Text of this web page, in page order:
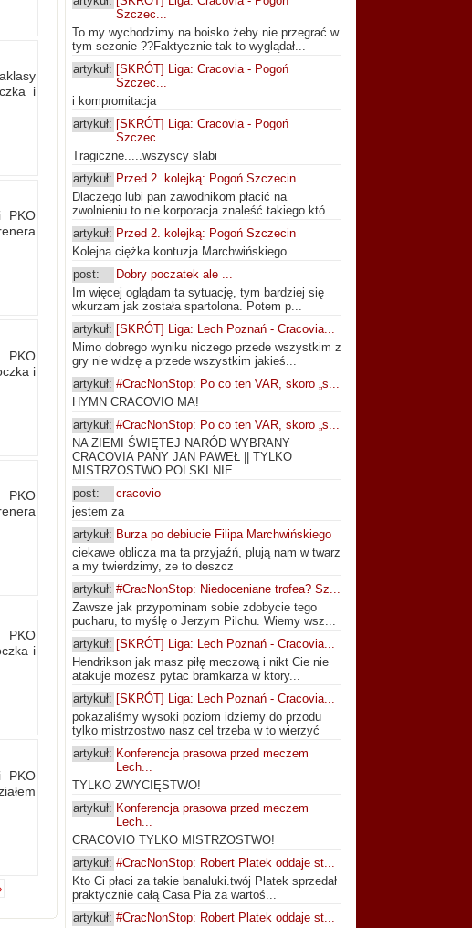
i
PKO
PKO
i
PKO
PKO
i
PKO
Szczec...
To my wychodzimy na boisko żeby nie przegrać w
tym sezonie ??Faktycznie tak to wyglądał...
artykuł: [SKRÓT] Liga: Cracovia - Pogoń
Szczec...
i kompromitacja
artykuł: [SKRÓT] Liga: Cracovia - Pogoń
Szczec...
Tragiczne.....wszyscy slabi
artykuł: Przed 2. kolejką: Pogoń Szczecin
Dlaczego lubi pan zawodnikom płacić na
zwolnieniu to nie korporacja znaleść takiego któ...
artykuł: Przed 2. kolejką: Pogoń Szczecin
Kolejna ciężka kontuzja Marchwińskiego
post:
Dobry poczatek ale ...
Im więcej oglądam ta sytuację, tym bardziej się
wkurzam jak została spartolona. Potem p...
artykuł: [SKRÓT] Liga: Lech Poznań - Cracovia...
Mimo dobrego wyniku niczego przede wszystkim z
gry nie widzę a przede wszystkim jakieś...
artykuł: #CracNonStop: Po co ten VAR, skoro „s...
HYMN CRACOVIO MA!
artykuł: #CracNonStop: Po co ten VAR, skoro „s...
NA ZIEMI ŚWIĘTEJ NARÓD WYBRANY
CRACOVIA PANY JAN PAWEŁ || TYLKO
MISTRZOSTWO POLSKI NIE...
post:
cracovio
jestem za
artykuł: Burza po debiucie Filipa Marchwińskiego
ciekawe oblicza ma ta przyjaźń, plują nam w twarz
a my twierdzimy, ze to deszcz
artykuł: #CracNonStop: Niedoceniane trofea? Sz...
Zawsze jak przypominam sobie zdobycie tego
pucharu, to myślę o Jerzym Pilchu. Wiemy wsz...
artykuł: [SKRÓT] Liga: Lech Poznań - Cracovia...
Hendrikson jak masz piłę meczową i nikt Cie nie
atakuje mozesz pytac bramkarza w ktory...
artykuł: [SKRÓT] Liga: Lech Poznań - Cracovia...
pokazaliśmy wysoki poziom idziemy do przodu
tylko mistrzostwo nasz cel trzeba w to wierzyć
artykuł: Konferencja prasowa przed meczem
Lech...
TYLKO ZWYCIĘSTWO!
artykuł: Konferencja prasowa przed meczem
Lech...
CRACOVIO TYLKO MISTRZOSTWO!
artykuł: #CracNonStop: Robert Platek oddaje st...
Kto Ci płaci za takie banaluki.twój Platek sprzedał
praktycznie całą Casa Pia za wartoś...
artykuł: #CracNonStop: Robert Platek oddaje st...